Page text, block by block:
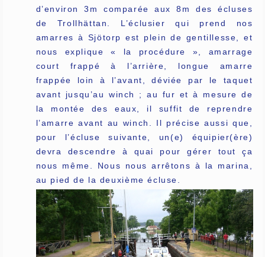
d’environ 3m comparée aux 8m des écluses
de Trollhättan. L’éclusier qui prend nos
amarres à Sjötorp est plein de gentillesse, et
nous explique « la procédure », amarrage
court frappé à l’arrière, longue amarre
frappée loin à l’avant, déviée par le taquet
avant jusqu’au winch ; au fur et à mesure de
la montée des eaux, il suffit de reprendre
l’amarre avant au winch. Il précise aussi que,
pour l’écluse suivante, un(e) équipier(ère)
devra descendre à quai pour gérer tout ça
nous même. Nous nous arrêtons à la marina,
au pied de la deuxième écluse.